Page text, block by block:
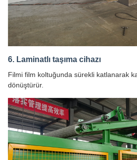
6. Laminatlı taşıma cihazı
Filmi film koltuğunda sürekli katlanarak
dönüştürür.